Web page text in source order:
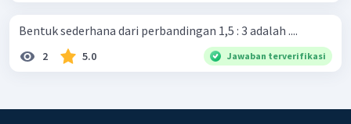
Bentuk sederhana dari perbandingan 1,5 : 3 adalah ....
2 5.0 Jawaban terverifikasi